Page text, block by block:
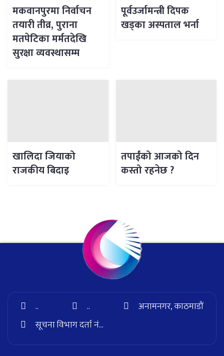
मकवानपुरमा निर्वाचन
तयारी तीव्र, पुराना
मतपेटिका मर्मतदेखि
सुरक्षा व्यवस्थासम्म
पूर्वउर्जामन्त्री दिपक
खड्का अस्पताल भर्ना
खालिदा जियाको
राजकीय बिदाइ
तपाईंको आजको दिन
कस्तो रहनेछ ?
.. ..
अनामनगर, काठमाडौं
सूचना विभाग दर्ता नं...